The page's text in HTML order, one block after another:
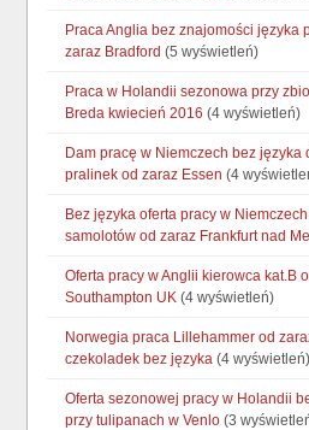
Praca Anglia bez znajomości języka
zaraz Bradford (5 wyświetleń)
Praca w Holandii sezonowa przy
Breda kwiecień 2016 (4 wyświetleń)
Dam pracę w Niemczech bez języka
pralinek od zaraz Essen (4
Bez języka oferta pracy w
samolotów od zaraz Frankfurt nad
Oferta pracy w Anglii kierowca kat.B
Southampton UK (4 wyświetleń)
Norwegia praca Lillehammer od
czekoladek bez języka (4 wyświetleń)
Oferta sezonowej pracy w Holandii
przy tulipanach w Venlo (3